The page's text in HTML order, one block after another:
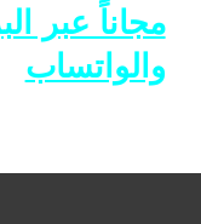
مجاناً عبر
والواتساب